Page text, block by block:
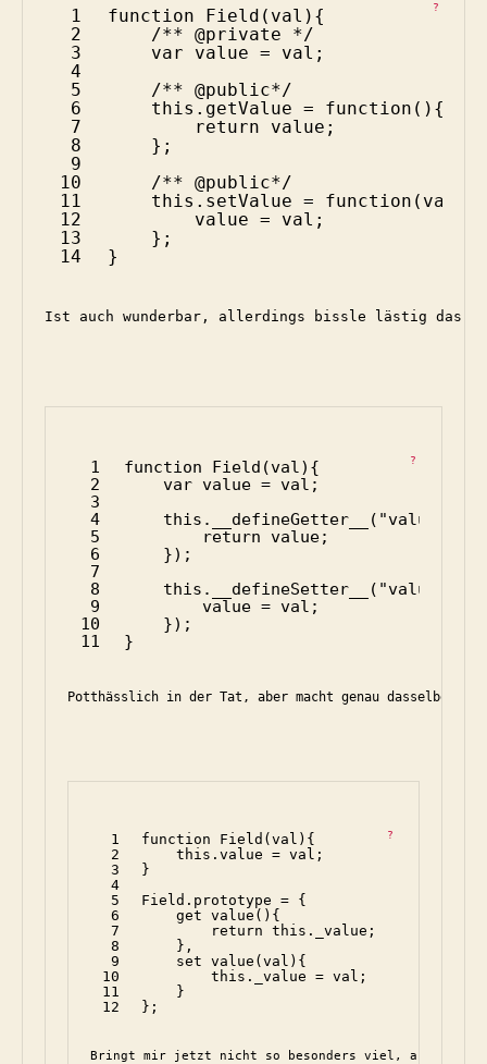
?
1
2
3
4
5
6
7
8
9
10
11
12
13
14
function
Field(val){
/** @private */
var
value = val;
/** @public*/
this .getValue = function (){
return
value;
};
/** @public*/
this .setValue = function (val){
value = val;
};
}
Ist auch wunderbar, allerdings bissle lästig das
?
1
2
3
4
5
6
7
8
9
10
11
function
Field(val){
var value = val;
this .__defineGetter__( "value"
return value;
});
this .__defineSetter__( "value"
value = val;
});
}
Potthässlich in der Tat, aber macht genau dasselbe
?
1
2
3
4
5
6
7
8
9
10
11
12
function
Field(val){
this .value = val;
}
Field.prototype = {
get value(){
return this ._value;
},
set value(val){
this ._value = val;
}
};
Bringt mir jetzt nicht so besonders viel, aber